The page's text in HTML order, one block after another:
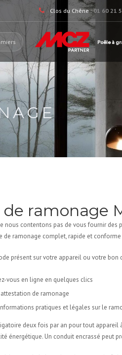
Clos du Chêne :01 60 21
Poêle à
de ramonage
nous contentons pas de vous fournir
de ramonage complet, rapide et
présent sur votre appareil ou votre
vous en ligne en quelques clics
de ramonage
pratiques et légales sur le
deux fois par an pour tout appareil
énergétique. Un conduit encrassé peut